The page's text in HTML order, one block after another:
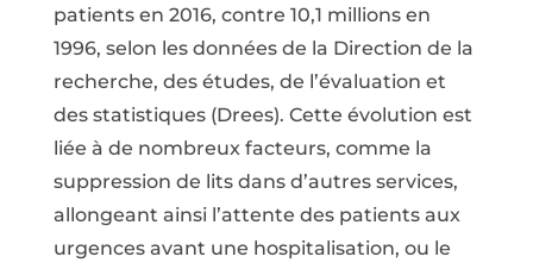
patients en 2016, contre 10,1 millions en
1996, selon les données de la Direction de la
recherche, des études, de l’évaluation et
des statistiques (Drees). Cette évolution est
liée à de nombreux facteurs, comme la
suppression de lits dans d’autres services,
allongeant ainsi l’attente des patients aux
urgences avant une hospitalisation, ou le